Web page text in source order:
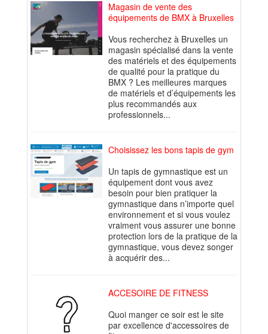
Magasin de vente des
équipements de BMX à Bruxelles
Vous recherchez à Bruxelles un
magasin spécialisé dans la vente
des matériels et des équipements
de qualité pour la pratique du
BMX ? Les meilleures marques
de matériels et d’équipements les
plus recommandés aux
professionnels...
Choisissez les bons tapis de gym
Un tapis de gymnastique est un
équipement dont vous avez
besoin pour bien pratiquer la
gymnastique dans n’importe quel
environnement et si vous voulez
vraiment vous assurer une bonne
protection lors de la pratique de la
gymnastique, vous devez songer
à acquérir des...
ACCESOIRE DE FITNESS
Quoi manger ce soir est le site
par excellence d'accessoires de